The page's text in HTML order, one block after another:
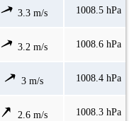
3.3 m/s 1008.5 hPa
3.2 m/s 1008.6 hPa
3 m/s 1008.4 hPa
2.6 m/s 1008.3 hPa